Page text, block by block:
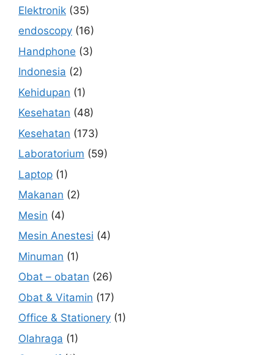
Elektronik (35)
endoscopy (16)
Handphone (3)
Indonesia (2)
Kehidupan (1)
Kesehatan (48)
Kesehatan (173)
Laboratorium (59)
Laptop (1)
Makanan (2)
Mesin (4)
Mesin Anestesi (4)
Minuman (1)
Obat – obatan (26)
Obat & Vitamin (17)
Office & Stationery (1)
Olahraga (1)